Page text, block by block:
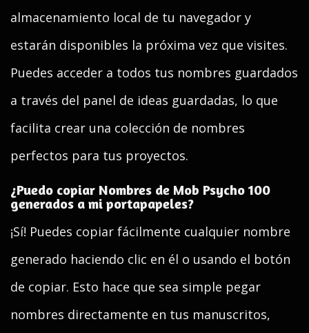
almacenamiento local de tu navegador y
estarán disponibles la próxima vez que visites.
Puedes acceder a todos tus nombres guardados
a través del panel de ideas guardadas, lo que
facilita crear una colección de nombres
perfectos para tus proyectos.
¿Puedo copiar Nombres de Mob Psycho 100
generados a mi portapapeles?
¡Sí! Puedes copiar fácilmente cualquier nombre
generado haciendo clic en él o usando el botón
de copiar. Esto hace que sea simple pegar
nombres directamente en tus manuscritos,